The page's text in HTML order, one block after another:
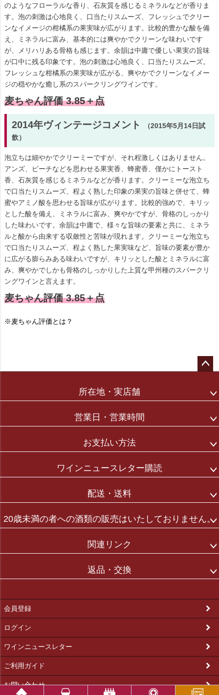
のようなフローラルな香り、石灰質を感じるミネラルなどが香りま
す。泡の刺激は心地良く、口当たりスムーズ、フレッシュでクリー
ンなイメージの柑橘系の果実味が広がります。比較的豊かな酸を備
え、ミネラルに富み、基本的には爽やかでクリーンな味わいです
が、メリハリある骨格も感じます。余韻は中庸で優しい果実の旨味
が口中に残る印象です。泡の刺激は心地良く、口当たりスムーズ。
フレッシュな柑橘系の果実味が広がる、爽やかでクリーンなイメー
ジの穏やかな癒し系のスパークリングワインです。
麦ちゃん評価 3.85＋点
2014年ヴィンテージコメント
（2015年5月14日試
飲）
泡立ちは細やかでクリーミーですが、それ程激しくはありません。
アンズ、ピーチなどを思わせる果実香、蜂蜜香、僅かにトースト
香、石灰質を感じるミネラルなどが香ります。クリーミーな泡立ち
で口当たりスムーズ、程よく熟した印象の果実の旨味と併せて、蜂
蜜やアミノ酸を思わせる旨味が広がります。比較的強めで、キリッ
とした酸を備え、ミネラルに富み、爽やかですが、骨格のしっかり
した味わいです。余韻は中庸で、様々な旨味の要素と共に、ミネラ
ルと酸から由来する収斂性と苦味が現れます。クリーミーな泡立ち
で口当たりスムーズ、程よく熟した果実味など、旨味の要素が豊か
に広がる膨らみある味わいですが、キリッとした酸とミネラルに富
み、爽やかでしかも骨格のしっかりした上質な甲州種のスパークリ
ングワインと言えます。
麦ちゃん評価 3.85＋点
※麦ちゃん評価とは？
所在地・実店舗
営業日・営業時間
お支払い方法
ワインニュースレター購読
配送・送料
20歳未満の者への酒類の販売はいたしておりません。
関連リンク
返品・交換
会員登録
ログイン
ワインニュースレター
ご利用ガイド
お問い合わせ